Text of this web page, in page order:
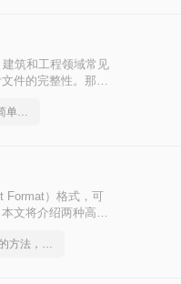
筑和工程领域常见
件的完整性。那么
cad文档如何转成pdf？简单高效的恢复方法
Format）格式，可
文将介绍两种高效
关于cad转pdf文件的方法，你一定要学会